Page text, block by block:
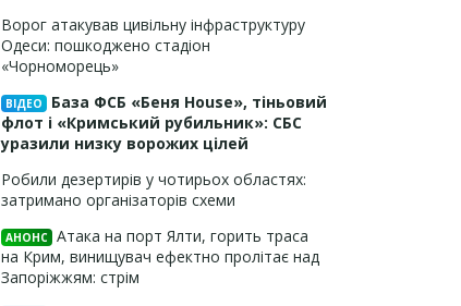
Ворог атакував цивільну інфраструктуру
Одеси: пошкоджено стадіон
«Чорноморець»
ВІДЕО
База ФСБ «Беня House», тіньовий
флот і «Кримський рубильник»: СБС
уразили низку ворожих цілей
Робили дезертирів у чотирьох областях:
затримано організаторів схеми
АНОНС Атака на порт Ялти, горить траса
на Крим, винищувач ефектно пролітає над
Запоріжжям: стрім